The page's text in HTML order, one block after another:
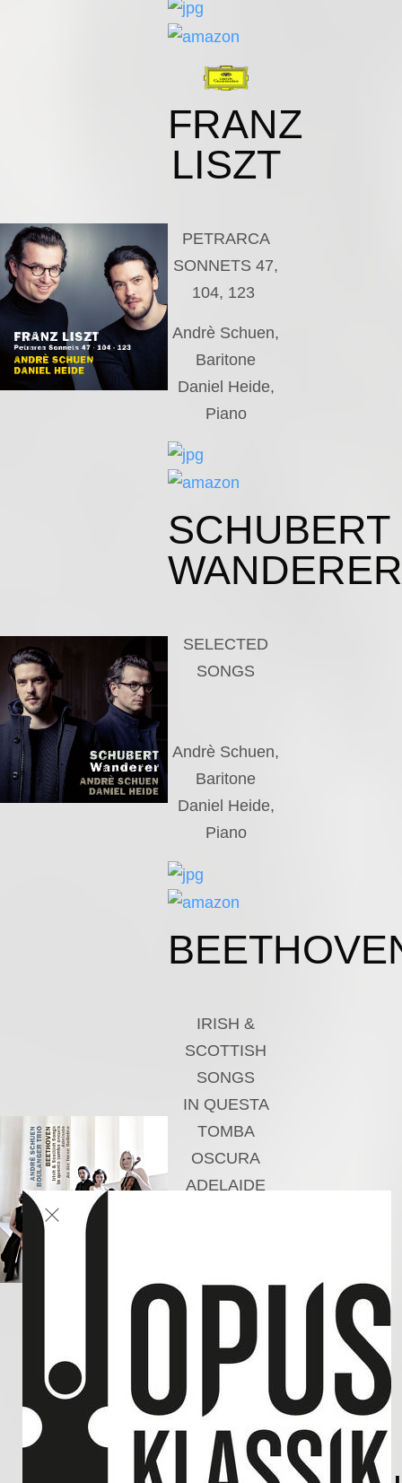
FRANZ
LISZT
PETRARCA
SONNETS 47,
104, 123
Andrè Schuen,
Baritone
Daniel Heide,
Piano
SCHUBERT
WANDERER
SELECTED
SONGS
Andrè Schuen,
Baritone
Daniel Heide,
Piano
IRISH &
SCOTTISH
SONGS
IN QUESTA
TOMBA
OSCURA
ADELAIDE
Baritone